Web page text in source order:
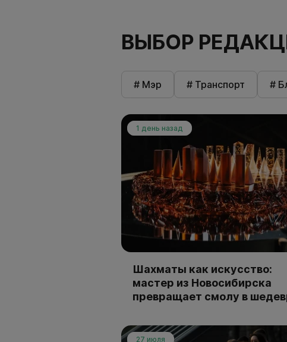
ВЫБОР
# Мэр # Транспорт #
1 день назад
Шахматы как искусство:
мастер из Новосибирска
превращает смолу в
27 июля